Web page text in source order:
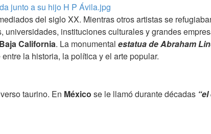
del siglo XX. Mientras otros artistas se
instituciones culturales y grandes
California. La monumental estatua de Abraham
la historia, la política y el arte popular.
taurino. En México se le llamó durante décadas